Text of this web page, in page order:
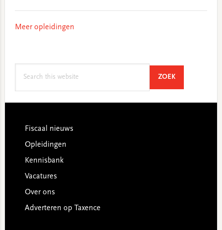
Meer opleidingen
ZOEKSEARCH
Footer
Fiscaal nieuws
Opleidingen
Kennisbank
Vacatures
Over ons
Adverteren op Taxence